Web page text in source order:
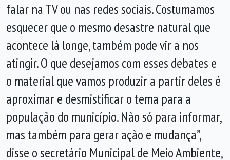
falar na TV ou nas redes sociais. Costumamos
esquecer que o mesmo desastre natural que
acontece lá longe, também pode vir a nos
atingir. O que desejamos com esses debates e
o material que vamos produzir a partir deles é
aproximar e desmistificar o tema para a
população do município. Não só para informar,
mas também para gerar ação e mudança”,
disse o secretário Municipal de Meio Ambiente,